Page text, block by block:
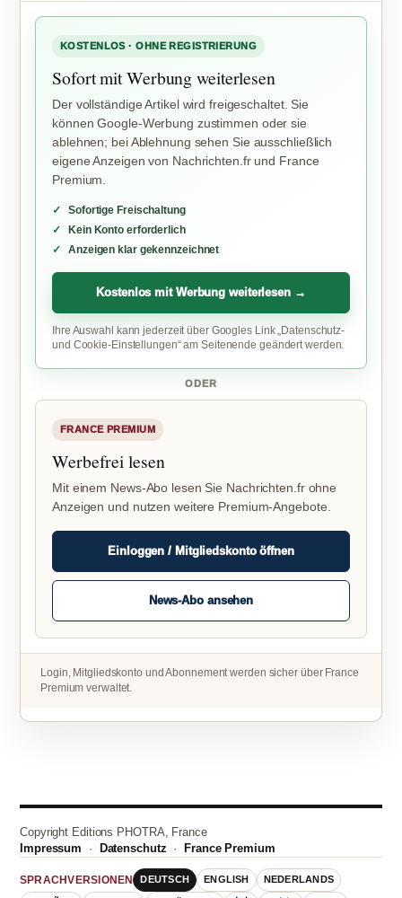
KOSTENLOS · OHNE REGISTRIERUNG
Sofort mit Werbung weiterlesen
Der vollständige Artikel wird freigeschaltet. Sie
können Google-Werbung zustimmen oder sie
ablehnen; bei Ablehnung sehen Sie ausschließlich
eigene Anzeigen von Nachrichten.fr und France
Premium.
Sofortige Freischaltung
Kein Konto erforderlich
Anzeigen klar gekennzeichnet
Kostenlos mit Werbung weiterlesen →
Ihre Auswahl kann jederzeit über Googles Link „Datenschutz-
und Cookie-Einstellungen“ am Seitenende geändert werden.
ODER
FRANCE PREMIUM
Werbefrei lesen
Mit einem News-Abo lesen Sie Nachrichten.fr ohne
Anzeigen und nutzen weitere Premium-Angebote.
Einloggen / Mitgliedskonto öffnen
News-Abo ansehen
Login, Mitgliedskonto und Abonnement werden sicher über France
Premium verwaltet.
Copyright Editions PHOTRA, France
Impressum · Datenschutz · France Premium
SPRACHVERSIONEN DEUTSCH ENGLISH NEDERLANDS